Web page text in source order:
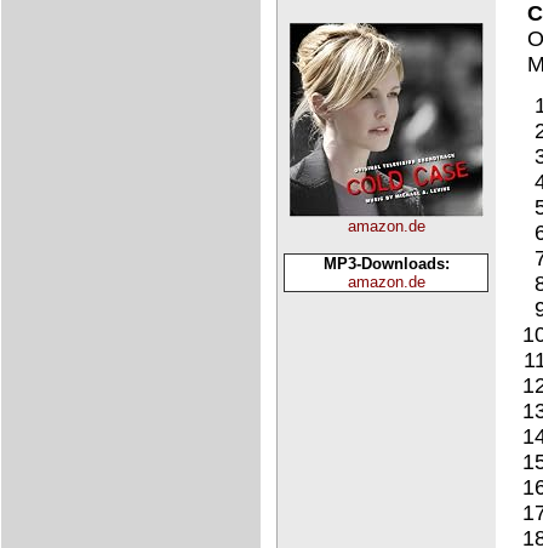
amazon.de
MP3-Downloads:
amazon.de